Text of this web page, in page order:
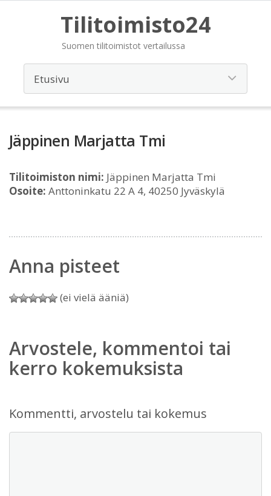
Tilitoimisto24
Suomen tilitoimistot vertailussa
Jäppinen Marjatta Tmi
Tilitoimiston nimi: Jäppinen Marjatta Tmi
Osoite: Anttoninkatu 22 A 4, 40250 Jyväskylä
Anna pisteet
(ei vielä ääniä)
Arvostele, kommentoi tai
kerro kokemuksista
Kommentti, arvostelu tai kokemus